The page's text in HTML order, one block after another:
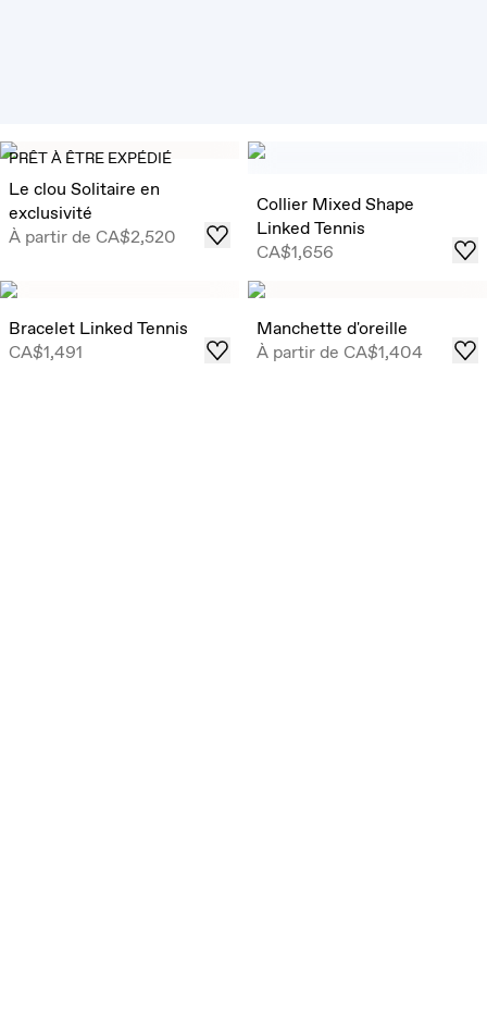
Collier Neptune Floating
Inspiré par la fluidité et la beauté de l'eau, notre Collier
Floating Neptune scintille d'un éclat graduel.
Acheter
PRÊT À ÊTRE EXPÉDIÉ
Le clou Solitaire en
exclusivité
À partir de CA$2,520
Collier Mixed Shape
Linked Tennis
CA$1,656
Bracelet Linked Tennis
CA$1,491
Manchette d'oreille
À partir de CA$1,404